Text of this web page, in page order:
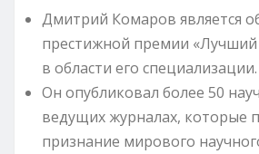
Дмитрий Комаров является
престижной премии «Лучший
в области его специализации.
Он опубликовал более 50
ведущих журналах, которые
признание мирового